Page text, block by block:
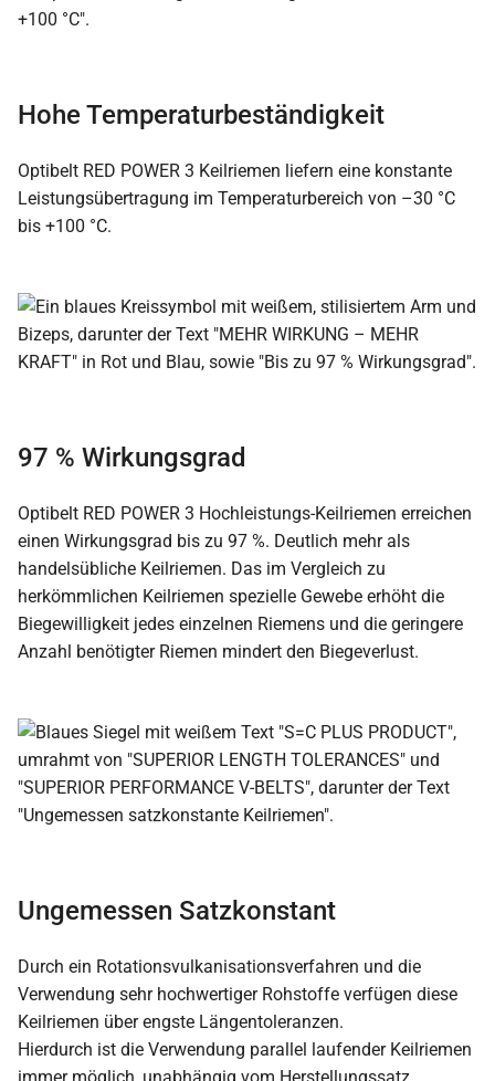
Hohe Temperaturbeständigkeit
Optibelt RED POWER 3 Keilriemen liefern eine konstante
Leistungsübertragung im Temperaturbereich von –30 °C
bis +100 °C.
97 % Wirkungsgrad
Optibelt RED POWER 3 Hochleistungs-Keilriemen erreichen
einen Wirkungsgrad bis zu 97 %. Deutlich mehr als
handelsübliche Keilriemen. Das im Vergleich zu
herkömmlichen Keilriemen spezielle Gewebe erhöht die
Biegewilligkeit jedes einzelnen Riemens und die geringere
Anzahl benötigter Riemen mindert den Biegeverlust.
Ungemessen Satzkonstant
Durch ein Rotationsvulkanisationsverfahren und die
Verwendung sehr hochwertiger Rohstoffe verfügen diese
Keilriemen über engste Längentoleranzen.
Hierdurch ist die Verwendung parallel laufender Keilriemen
immer möglich, unabhängig vom Herstellungssatz.